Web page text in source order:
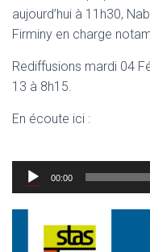
aujourd’hui à 11h30,
Firminy en charge
Rediffusions mardi 04
13 à 8h15.
En écoute ici :
Lecteur
audio
00:00